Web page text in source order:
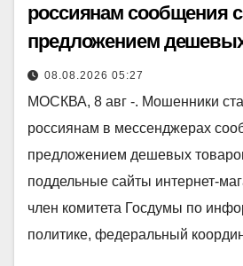
россиянам сообщения с
предложением
08.08.2026 05:27
МОСКВА, 8 авг -. Мошенники
россиянам в мессенджерах
предложением дешевых
поддельные сайты интернет-
член комитета Госдумы по
политике, федеральный